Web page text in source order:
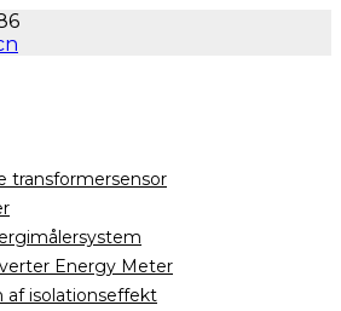
transformersensor
Energy Meter
af isolationseffekt